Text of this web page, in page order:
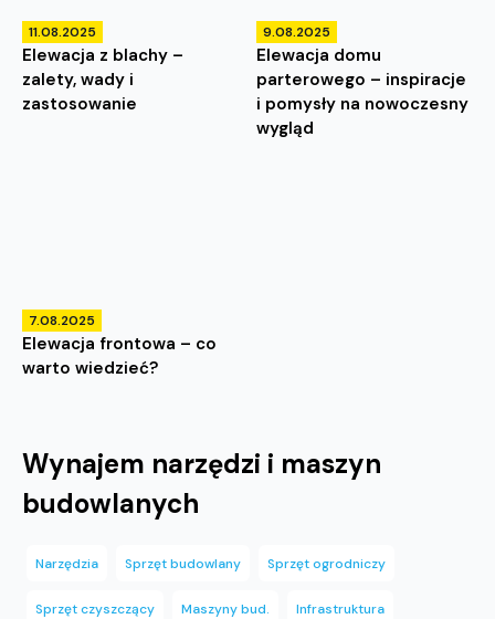
11.08.2025
Elewacja z blachy –
zalety, wady i
zastosowanie
9.08.2025
Elewacja domu
parterowego – inspiracje
i pomysły na nowoczesny
wygląd
7.08.2025
Elewacja frontowa – co
warto wiedzieć?
Wynajem narzędzi i maszyn
budowlanych
Narzędzia Sprzęt budowlany Sprzęt ogrodniczy
Sprzęt czyszczący Maszyny bud. Infrastruktura